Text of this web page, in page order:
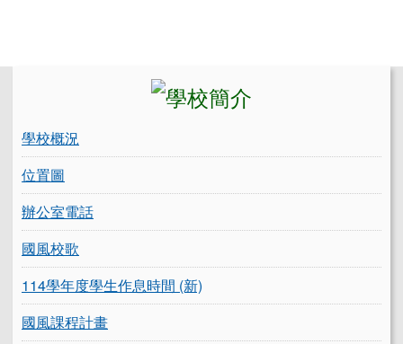
學校概況
位置圖
辦公室電話
國風校歌
114學年度學生作息時間 (新)
國風課程計畫